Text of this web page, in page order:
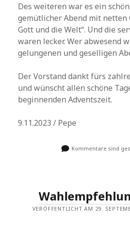
Des weiteren war es ein
gemütlicher Abend mit netten
Gott und die Welt“. Und die
waren lecker. Wer abwesend
gelungenen und geselligen
Der Vorstand dankt fürs
und wünscht allen schöne
beginnenden Adventszeit.
9.11.2023 / Pepe
Kommentare sind
VERÖFFENTLICHT AM 29.